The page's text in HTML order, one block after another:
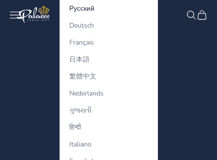
Palaces Jewellery
Меню Поиск
Русский
Deutsch
Français
日本語
繁體中文
Nederlands
ગુજરાતી
हिन्दी
Italiano